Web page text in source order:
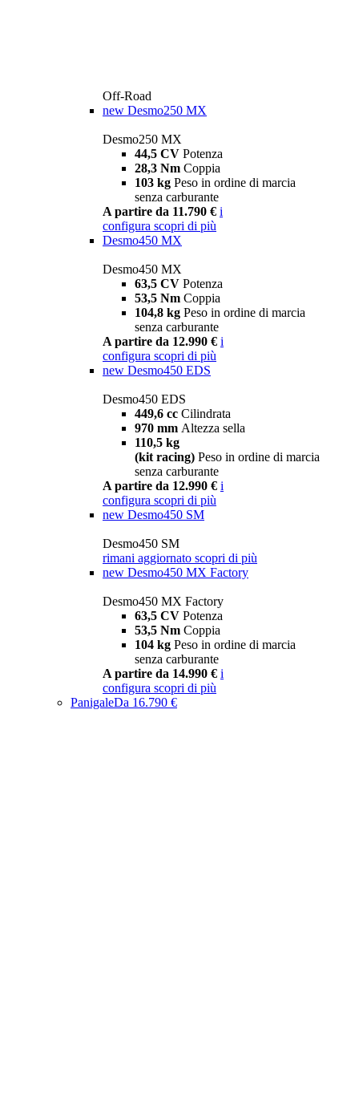
Off-Road
new Desmo250 MX
Desmo250 MX
44,5 CV Potenza
28,3 Nm Coppia
103 kg Peso in ordine di marcia
senza carburante
A partire da 11.790 € i
configura scopri di più
Desmo450 MX
Desmo450 MX
63,5 CV Potenza
53,5 Nm Coppia
104,8 kg Peso in ordine di marcia
senza carburante
A partire da 12.990 € i
configura scopri di più
new Desmo450 EDS
Desmo450 EDS
449,6 cc Cilindrata
970 mm Altezza sella
110,5 kg
(kit racing) Peso in ordine di marcia
senza carburante
A partire da 12.990 € i
configura scopri di più
new Desmo450 SM
Desmo450 SM
rimani aggiornato scopri di più
new Desmo450 MX Factory
Desmo450 MX Factory
63,5 CV Potenza
53,5 Nm Coppia
104 kg Peso in ordine di marcia
senza carburante
A partire da 14.990 € i
configura scopri di più
PanigaleDa 16.790 €